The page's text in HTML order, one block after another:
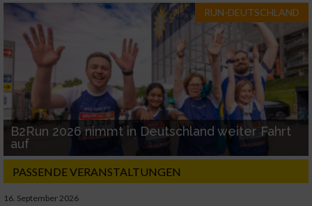
RUN-DEUTSCHLAND
B2Run 2026 nimmt in Deutschland weiter Fahrt
auf
PASSENDE VERANSTALTUNGEN
16. September 2026